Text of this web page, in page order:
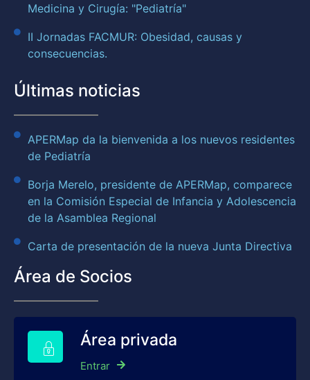
Medicina y Cirugía: "Pediatría"
II Jornadas FACMUR: Obesidad, causas y
consecuencias.
Últimas noticias
APERMap da la bienvenida a los nuevos residentes
de Pediatría
Borja Merelo, presidente de APERMap, comparece
en la Comisión Especial de Infancia y Adolescencia
de la Asamblea Regional
Carta de presentación de la nueva Junta Directiva
Área de Socios
Área privada
Entrar